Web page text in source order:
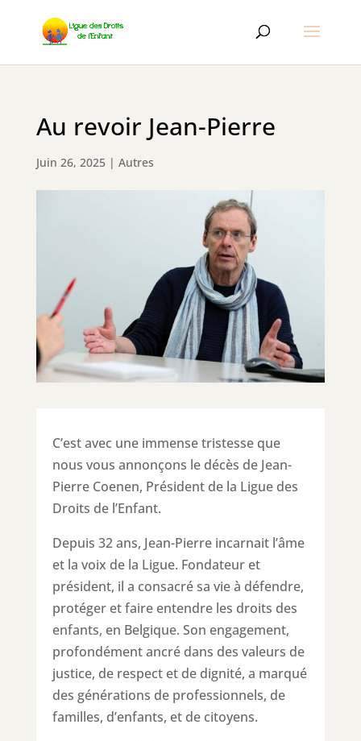
Au revoir Jean-Pierre
Juin 26, 2025| Autres
C’est avec une immense tristesse que
nous vous annonçons le décès de Jean-
Pierre Coenen, Président de la Ligue des
Droits de l’Enfant.
Depuis 32 ans, Jean-Pierre incarnait l’âme
et la voix de la Ligue. Fondateur et
président, il a consacré sa vie à défendre,
protéger et faire entendre les droits des
enfants, en Belgique. Son engagement,
profondément ancré dans des valeurs de
justice, de respect et de dignité, a marqué
des générations de professionnels, de
familles, d’enfants, et de citoyens.